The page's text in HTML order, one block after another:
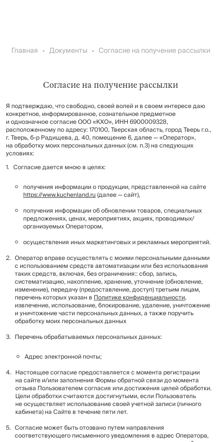
Главная Документы Согласие на получение рассылки
Согласие на получение рассылки
Я подтверждаю, что свободно, своей волей и в своем интересе даю
конкретное, информированное, сознательное предметное
и однозначное согласие ООО «КХО», ИНН 6900009328,
расположенному по адресу: 170100, Тверская область, город Тверь г.о.,
г. Тверь, б-р Радищева, д. 40, помещение 6, далее — «Оператор»,
на обработку моих персональных данных (см. п.3) на следующих
условиях:
Согласие дается мною в целях:
получения информации о продукции, представленной на сайте
https://www.kuchenland.ru(далее — сайт),
получения информации об обновлении товаров, специальных
предложениях, ценах, мероприятиях, акциях, проводимых/
организуемых Оператором,
осуществления иных маркетинговых и рекламных мероприятий.
Оператор вправе осуществлять с моими персональными данными
с использованием средств автоматизации или без использования
таких средств, включая, без ограничения:: сбор, запись,
систематизацию, накопление, хранение, уточнение (обновление,
изменение), передачу (предоставление, доступ) третьим лицам,
перечень которых указан вПолитике конфиденциальности,
извлечение, использование, блокирование, удаление, уничтожение
и уничтожение части персональных данных, а также поручить
обработку моих персональных данных
Перечень обрабатываемых персональных данных:
Адрес электронной почты;
Настоящее согласие предоставляется с момента регистрации
на сайте и/или заполнения Формы обратной связи до момента
отзыва Пользователем согласия или достижения целей обработки.
Цели обработки считаются достигнутыми, если Пользователь
не осуществляет использование своей учетной записи (личного
кабинета) на Сайте в течение пяти лет.
Согласие может быть отозвано путем направления
соответствующего письменного уведомления в адрес Оператора,